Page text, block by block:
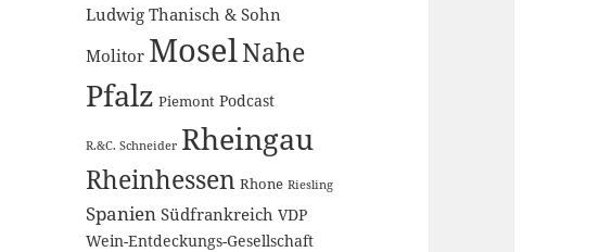
Ludwig Thanisch & Sohn
Molitor MoselNahe
Pfalz Piemont Podcast
R.&C. Schneider Rheingau
Rheinhessen Rhone Riesling
Spanien Südfrankreich VDP
Wein-Entdeckungs-Gesellschaft